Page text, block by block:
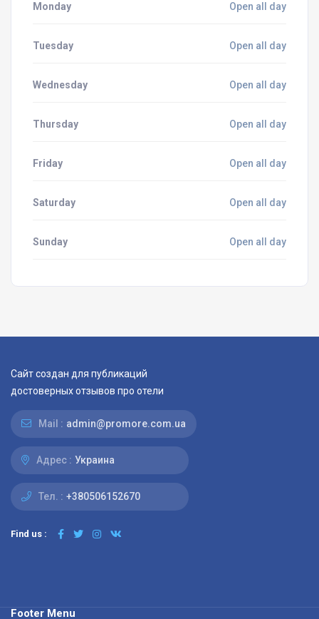
Monday Open all day
Tuesday Open all day
Wednesday Open all day
Thursday Open all day
Friday Open all day
Saturday Open all day
Sunday Open all day
Сайт создан для публикаций
достоверных отзывов про отели
Mail : admin@promore.com.ua
Адрес : Украина
Тел. : +380506152670
Find us :
Footer Menu